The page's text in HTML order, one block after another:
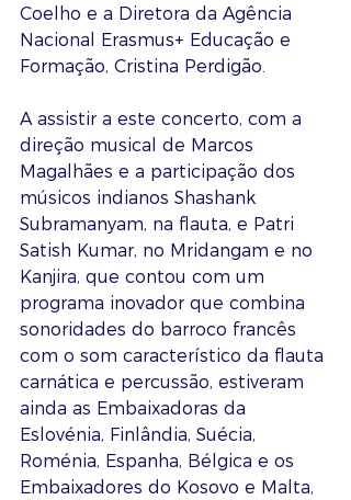
Coelho e a Diretora da Agência
Nacional Erasmus+ Educação e
Formação, Cristina Perdigão.
A assistir a este concerto, com a
direção musical de Marcos
Magalhães e a participação dos
músicos indianos Shashank
Subramanyam, na flauta, e Patri
Satish Kumar, no Mridangam e no
Kanjira, que contou com um
programa inovador que combina
sonoridades do barroco francês
com o som característico da flauta
carnática e percussão, estiveram
ainda as Embaixadoras da
Eslovénia, Finlândia, Suécia,
Roménia, Espanha, Bélgica e os
Embaixadores do Kosovo e Malta,